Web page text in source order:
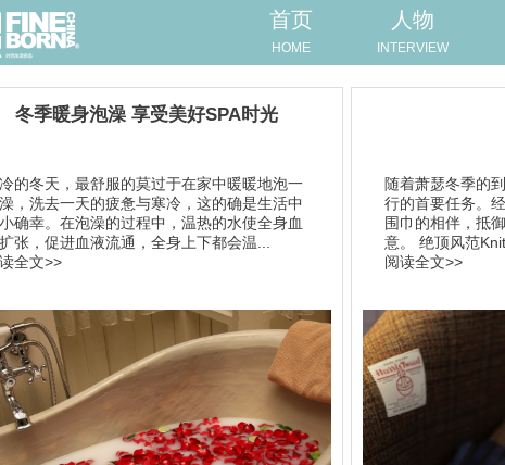
首页
HOME
人物
INTERVIEW
冬季暖身泡澡 享受美好SPA时光
的冬天，最舒服的莫过于在家中暖暖地泡一
，洗去一天的疲惫与寒冷，这的确是生活中
确幸。在泡澡的过程中，温热的水使全身血
张，促进血液流通，全身上下都会温...
全文>>
随着萧瑟冬季的
行的首要任务。
围巾的相伴，抵
意。 绝顶风范
阅读全文>>